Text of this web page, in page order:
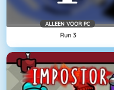
ALLEEN VOOR PC
Run 3